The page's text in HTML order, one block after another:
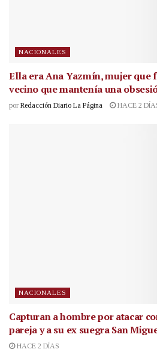
NACIONALES
Ella era Ana Yazmín, mujer que
vecino que mantenía una
por Redacción Diario La Página HACE 2
NACIONALES
Capturan a hombre por atacar
pareja y a su ex suegra San
HACE 2 DÍAS